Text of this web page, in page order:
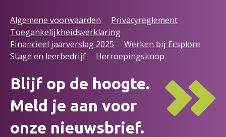
Algemene voorwaarden
Privacyreglement
Toegankelijkheidsverklaring
Financieel jaarverslag 2025
Werken bij Ecsplore
Stage en leerbedrijf
Herroepingsknop
Blijf op de hoogte.
Meld je aan voor
onze nieuwsbrief.